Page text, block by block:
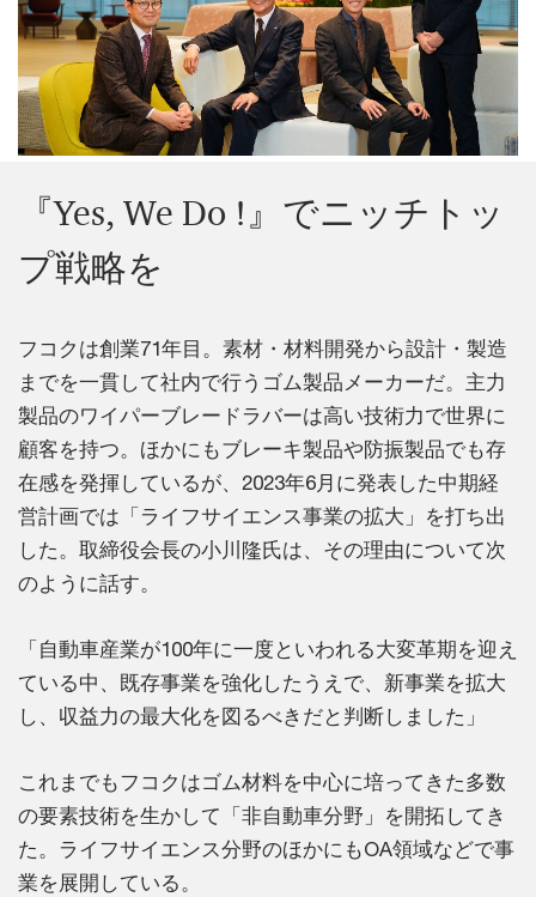
『Yes, We Do !』でニッチトッ
プ戦略を
フコクは創業71年目。素材・材料開発から設計・製造
までを一貫して社内で行うゴム製品メーカーだ。主力
製品のワイパーブレードラバーは高い技術力で世界に
顧客を持つ。ほかにもブレーキ製品や防振製品でも存
在感を発揮しているが、2023年6月に発表した中期経
営計画では「ライフサイエンス事業の拡大」を打ち出
した。取締役会長の小川隆氏は、その理由について次
のように話す。
「自動車産業が100年に一度といわれる大変革期を迎え
ている中、既存事業を強化したうえで、新事業を拡大
し、収益力の最大化を図るべきだと判断しました」
これまでもフコクはゴム材料を中心に培ってきた多数
の要素技術を生かして「非自動車分野」を開拓してき
た。ライフサイエンス分野のほかにもOA領域などで事
業を展開している。